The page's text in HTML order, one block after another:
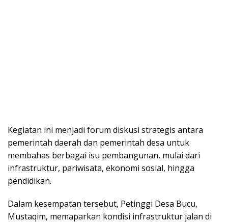
Kegiatan ini menjadi forum diskusi strategis antara
pemerintah daerah dan pemerintah desa untuk
membahas berbagai isu pembangunan, mulai dari
infrastruktur, pariwisata, ekonomi sosial, hingga
pendidikan.
Dalam kesempatan tersebut, Petinggi Desa Bucu,
Mustaqim, memaparkan kondisi infrastruktur jalan di